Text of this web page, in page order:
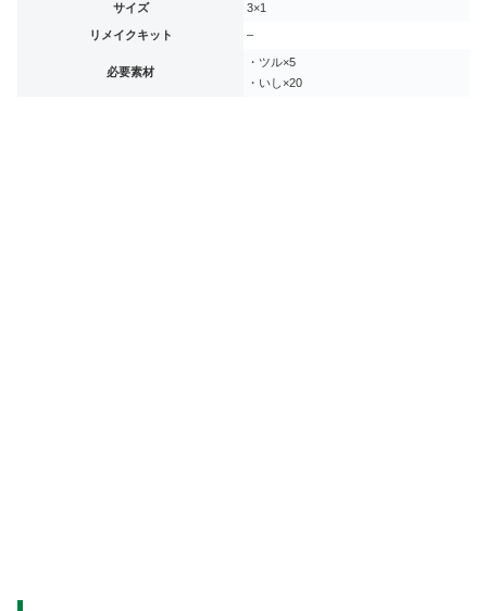
サイズ 3×1
リメイクキット –
必要素材
・ツル×5
・いし×20